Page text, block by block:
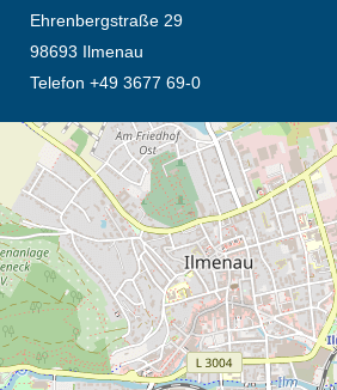
Ehrenbergstraße 29
98693 Ilmenau
Telefon +49 3677 69-0
Öffnet die Anfahrtsbeschreibung in neuem